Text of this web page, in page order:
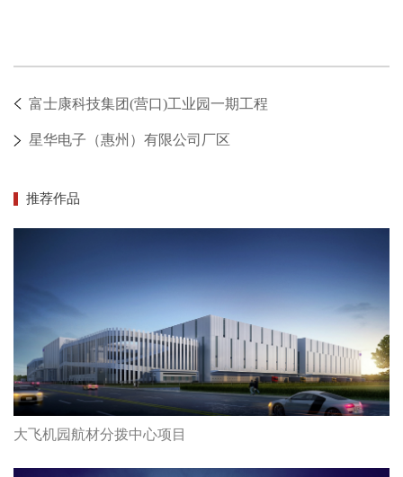
富士康科技集团(营口)工业园一期工程
星华电子（惠州）有限公司厂区
推荐作品
大飞机园航材分拨中心项目